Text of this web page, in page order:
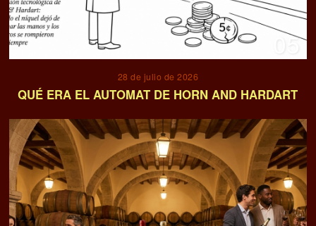
05
28 de julio de 2026
QUÉ ERA EL AUTOMAT DE HORN AND HARDART